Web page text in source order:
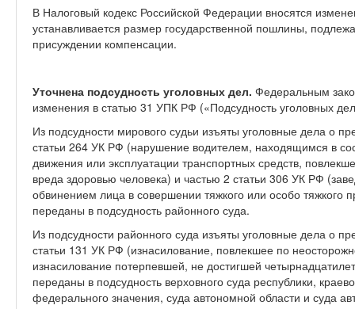
В Налоговый кодекс Российской Федерации вносятся
устанавливается размер государственной пошлины,
присуждении компенсации.
Уточнена подсудность уголовных дел. Федеральным
изменения в статью 31 УПК РФ («Подсудность уголовных
Из подсудности мирового судьи изъяты уголовные дела о
статьи 264 УК РФ (нарушение водителем, находящимся в
движения или эксплуатации транспортных средств,
вреда здоровью человека) и частью 2 статьи 306 УК РФ
обвинением лица в совершении тяжкого или особо тяжкого
переданы в подсудность районного суда.
Из подсудности районного суда изъяты уголовные дела о
статьи 131 УК РФ (изнасилование, повлекшее по
изнасилование потерпевшей, не достигшей
переданы в подсудность верховного суда республики,
федерального значения, суда автономной области и суда